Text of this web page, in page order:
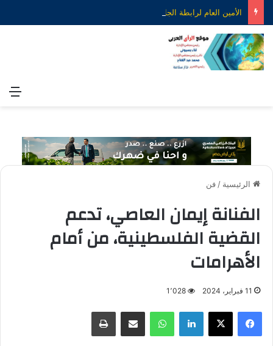
الرئيسية /فن
الفنانة إيمان العاصي، تدعم
القضية الفلسطينية، من أمام
الأهرامات
11 فبراير، 2024 1٬028
فيسبوك X لينكدإن واتساب مشاركة عبر البريد طباعة